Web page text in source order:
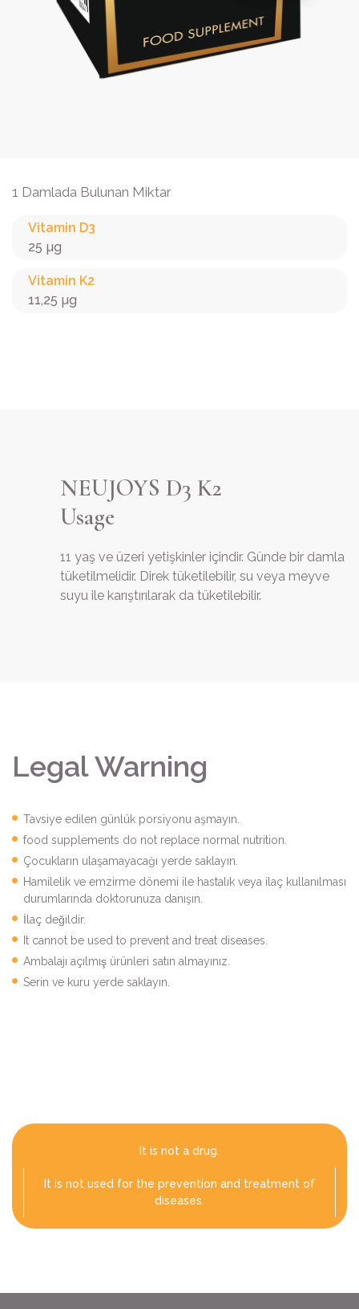
1 Damlada Bulunan Miktar
Vitamin D3
25 µg
Vitamin K2
11,25 µg
NEUJOYS D3 K2
Usage
11 yaş ve üzeri yetişkinler içindir. Günde bir damla
tüketilmelidir. Direk tüketilebilir, su veya meyve
suyu ile karıştırılarak da tüketilebilir.
Legal Warning
Tavsiye edilen günlük porsiyonu aşmayın.
food supplements do not replace normal nutrition.
Çocukların ulaşamayacağı yerde saklayın.
Hamilelik ve emzirme dönemi ile hastalık veya ilaç kullanılması
durumlarında doktorunuza danışın.
İlaç değildir.
It cannot be used to prevent and treat diseases.
Ambalajı açılmış ürünleri satın almayınız.
Serin ve kuru yerde saklayın.
It is not a drug.
It is not used for the prevention and treatment of
diseases.